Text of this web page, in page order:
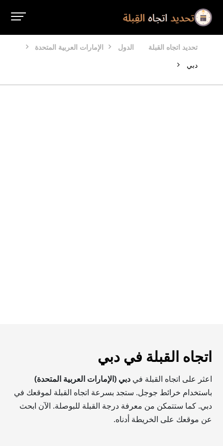
تحديد اتجاه القبلة الدول
الإمارات العربية المتحدة
دبي
اتجاه القبلة في دبي
اعثر على اتجاه القبلة فيدبي (الإمارات العربية المتحدة)
باستخدام خرائط جوجل. ستجد بسرعة اتجاه القبلة لموقعك في
دبي. كما ستتمكن من معرفة درجة القبلة للبوصلة. الآن ابحث
عن موقعك على الخريطة أدناه.